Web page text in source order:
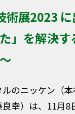
術展2023
」を解決す
のニッケン（
幸）は、11月8